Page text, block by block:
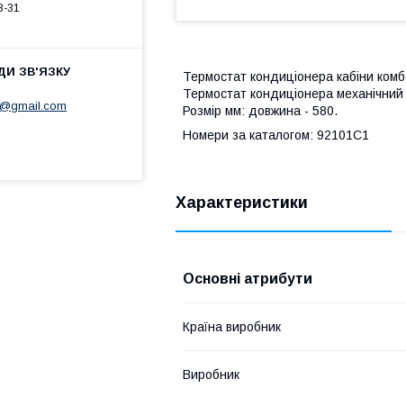
Термостат кондиціонера кабіни
Термостат кондиціонера
Розмір мм: довжина - 580.
Номери за каталогом: 92101C1
Характеристики
Основні атрибути
Країна виробник
Виробник
31